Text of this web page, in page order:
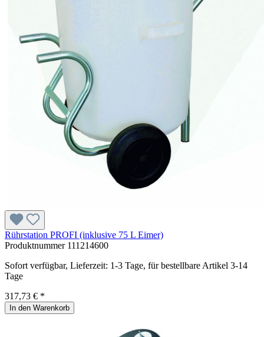
Rührstation PROFI (inklusive 75 L Eimer)
Produktnummer 111214600
Sofort verfügbar, Lieferzeit: 1-3 Tage, für bestellbare Artikel 3-14
Tage
317,73 € *
In den Warenkorb